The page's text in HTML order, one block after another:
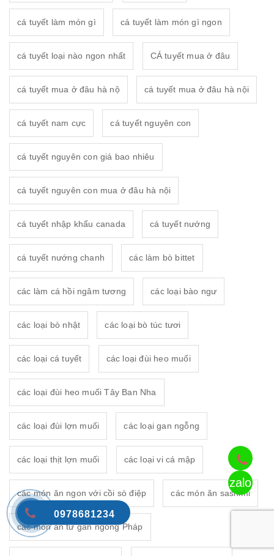
cá tuyết làm món gì cá tuyết làm món gì ngon
cá tuyết loại nào ngon nhất CÁ tuyết mua ở đâu
cá tuyết mua ở đâu hà nộ cá tuyết mua ở đâu hà nội
cá tuyết nam cực cá tuyết nguyên con
cá tuyết nguyên con giá bao nhiêu
cá tuyết nguyên con mua ở đâu hà nội
cá tuyết nhập khẩu canada cá tuyết nướng
cá tuyết nướng chanh các làm bò bittet
các làm cá hồi ngâm tương các loại bào ngư
các loại bò nhật các loại bò túc tươi
các loại cá tuyết các loại đùi heo muối
các loại đùi heo muối Tây Ban Nha
các loại đùi lợn muối các loại gan ngỗng
các loại thịt lợn muối các loại vi cá mập
các món ăn ngon với cồi sò điệp các món ăn sashimi
các món ăn từ gan ngỗng Pháp
zalo
0978681234